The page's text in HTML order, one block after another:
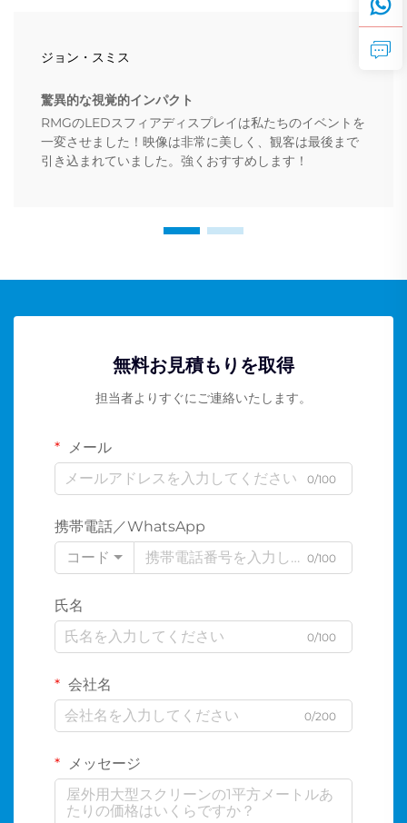
ジョン・スミス
驚異的な視覚的インパクト
RMGのLEDスフィアディスプレイは私たちのイベントを
一変させました！映像は非常に美しく、観客は最後まで
引き込まれていました。強くおすすめします！
無料お見積もりを取得
担当者よりすぐにご連絡いたします。
メール
0/100
携帯電話／WhatsApp
コード
0/100
氏名
0/100
会社名
0/200
メッセージ